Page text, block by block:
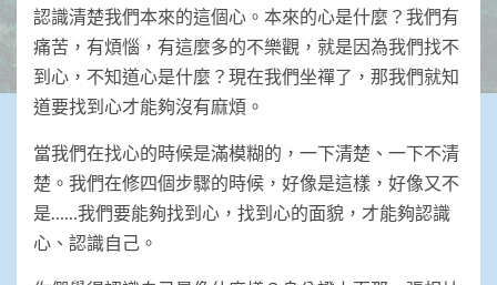
認識清楚我們本來的這個心。本來的心是什麼？我們有
痛苦，有煩惱，有這麼多的不樂觀，就是因為我們找不
到心，不知道心是什麼？現在我們坐禪了，那我們就知
道要找到心才能夠沒有麻煩。
當我們在找心的時候是滿模糊的，一下清楚、一下不清
楚。我們在修四個步驟的時候，好像是這樣，好像又不
是……我們要能夠找到心，找到心的面貌，才能夠認識
心、認識自己。